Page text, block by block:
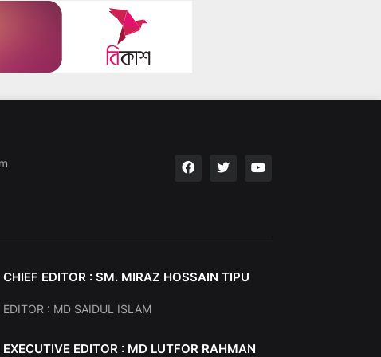
CHIEF EDITOR : SM. MIRAZ HOSSAIN TIPU
EDITOR : MD SAIDUL ISLAM
EXECUTIVE EDITOR : MD LUTFOR RAHMAN